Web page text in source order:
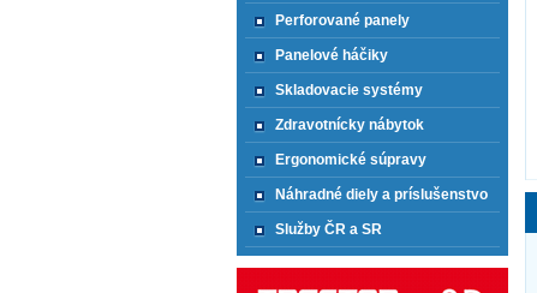
Perforované panely
Panelové háčiky
Skladovacie systémy
Zdravotnícky nábytok
Ergonomické súpravy
Náhradné diely a príslušenstvo
Služby ČR a SR